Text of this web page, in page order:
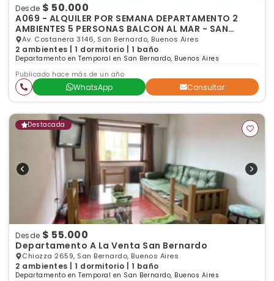
Desde $ 50.000
A069 - ALQUILER POR SEMANA DEPARTAMENTO 2
AMBIENTES 5 PERSONAS BALCON AL MAR - SAN
BERNARDO
Av. Costanera 3146, San Bernardo, Buenos Aires
2 ambientes | 1 dormitorio | 1 baño
Departamento en Temporal en San Bernardo, Buenos Aires
Publicado hace más de un año
WhatsApp Consultar
Destacada
Desde $ 55.000
Departamento A La Venta San Bernardo
Chiozza 2659, San Bernardo, Buenos Aires
2 ambientes | 1 dormitorio | 1 baño
Departamento en Temporal en San Bernardo, Buenos Aires